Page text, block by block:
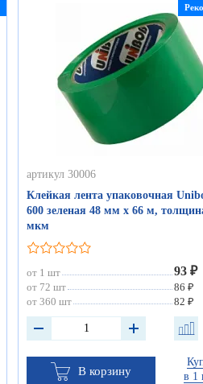
артикул 30006
Клейкая лента упаковочная
600 зеленая 48 мм х 66 м,
мкм
от 1 шт 93 ₽
от 72 шт
86 ₽
от 360 шт
82 ₽
В корзину
в 1